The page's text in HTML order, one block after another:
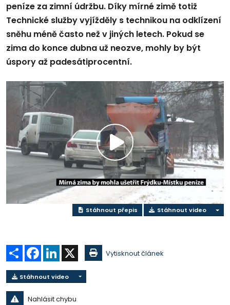
peníze za zimní údržbu. Díky mírné zimě totiž
Technické služby vyjížděly s technikou na odklízení
sněhu méně často než v jiných letech. Pokud se
zima do konce dubna už neozve, mohly by být
úspory až padesátiprocentní.
Přehrát
video
Stáhnout přepis Stáhnout video
Sdílet Facebook
LinkedIn Vytisknout článek
Stáhnout video
Nahlásit chybu